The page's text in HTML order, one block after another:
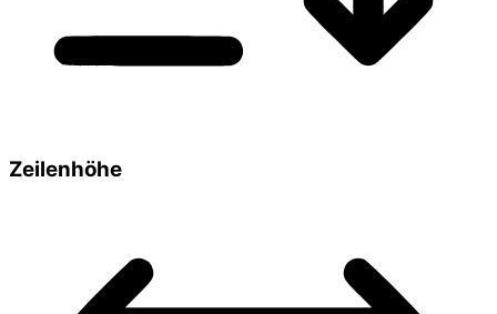
Zeilenhöhe